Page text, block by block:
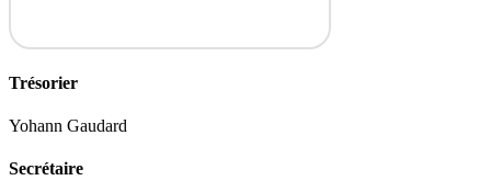
Trésorier
Yohann Gaudard
Secrétaire